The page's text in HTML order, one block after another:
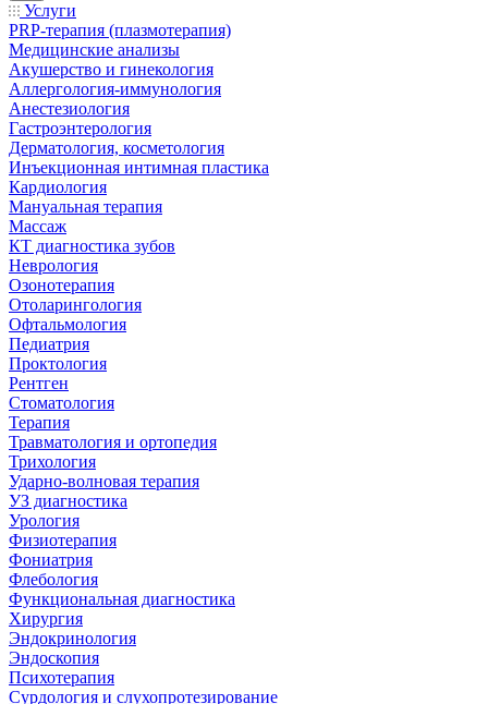
Услуги
PRP-терапия (плазмотерапия)
Медицинские анализы
Акушерство и гинекология
Аллергология-иммунология
Анестезиология
Гастроэнтерология
Дерматология, косметология
Инъекционная интимная пластика
Кардиология
Мануальная терапия
Массаж
КТ диагностика зубов
Неврология
Озонотерапия
Отоларингология
Офтальмология
Педиатрия
Проктология
Рентген
Стоматология
Терапия
Травматология и ортопедия
Трихология
Ударно-волновая терапия
УЗ диагностика
Урология
Физиотерапия
Фониатрия
Флебология
Функциональная диагностика
Хирургия
Эндокринология
Эндоскопия
Психотерапия
Сурдология и слухопротезирование